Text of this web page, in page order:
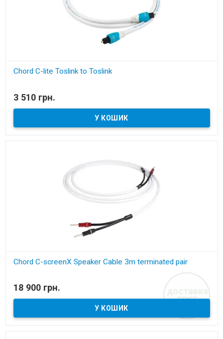
Chord C-lite Toslink to Toslink
оптичний кабель
3 510 грн.
Chord C-screenX Speaker Cable 3m terminated pair
18 900 грн.
доставка
FREE